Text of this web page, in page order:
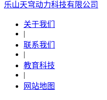
乐山天穹动力科技有限公司
关于我们
|
联系我们
|
教育科技
|
网站地图